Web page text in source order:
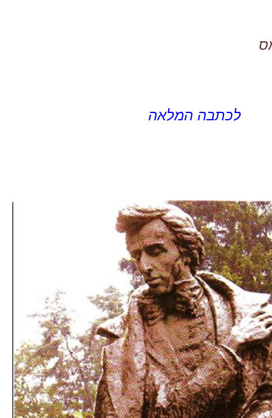
לכתבה המלאה